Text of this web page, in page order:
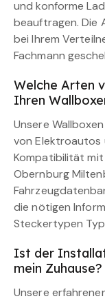
und konforme
beauftragen. Die
bei Ihrem
Fachmann
Welche Arten
Ihren
Unsere
von Elektroautos
Kompatibilität
Obernburg
die nötigen
Steckertypen Typ
Ist der
mein Zuhause?
Unsere